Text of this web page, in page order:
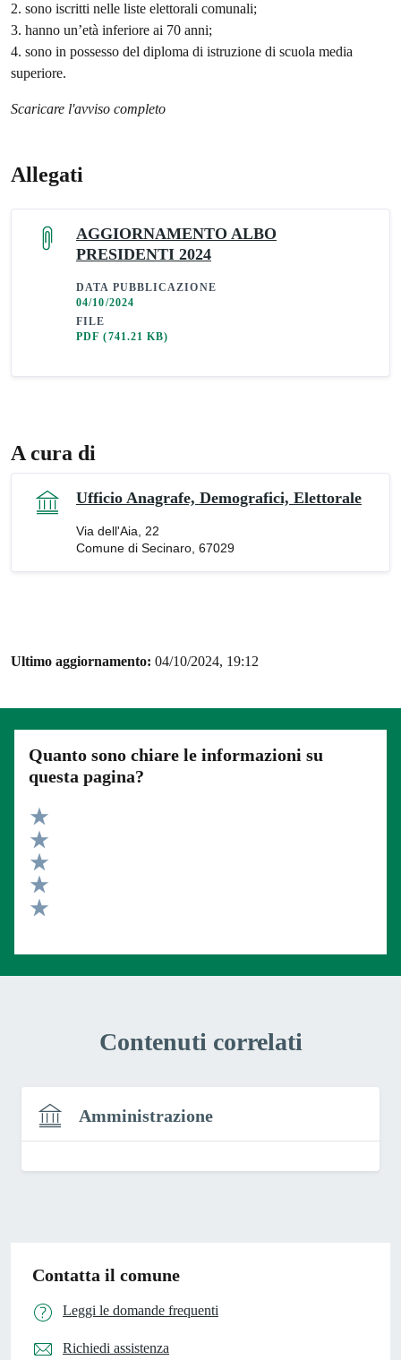
2. sono iscritti nelle liste elettorali comunali;
3. hanno un’età inferiore ai 70 anni;
4. sono in possesso del diploma di istruzione di scuola media
superiore.
Scaricare l'avviso completo
Allegati
AGGIORNAMENTO ALBO
PRESIDENTI 2024
DATA PUBBLICAZIONE
04/10/2024
FILE
PDF(741.21 KB)
A cura di
Ufficio Anagrafe, Demografici, Elettorale
Via dell'Aia, 22
Comune di Secinaro, 67029
Ultimo aggiornamento: 04/10/2024, 19:12
Quanto sono chiare le informazioni su
questa pagina?
Valuta 5 stelle su 5
Valuta 4 stelle su 5
Valuta 3 stelle su 5
Valuta 2 stelle su 5
Contenuti correlati
Amministrazione
Contatta il comune
Leggi le domande frequenti
Richiedi assistenza